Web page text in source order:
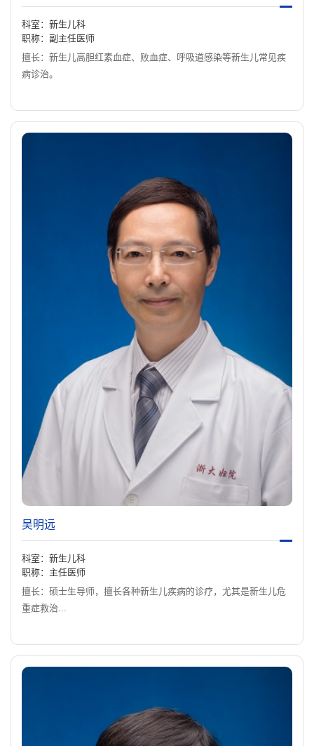
科室：新生儿科
职称：副主任医师
擅长：新生儿高胆红素血症、败血症、呼吸道感染等新生儿常见疾
病诊治。
吴明远
科室：新生儿科
职称：主任医师
擅长：硕士生导师，擅长各种新生儿疾病的诊疗，尤其是新生儿危
重症救治...